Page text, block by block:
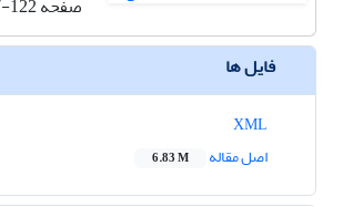
صفحه122
فایل ها
اصل مقاله
6.83 M